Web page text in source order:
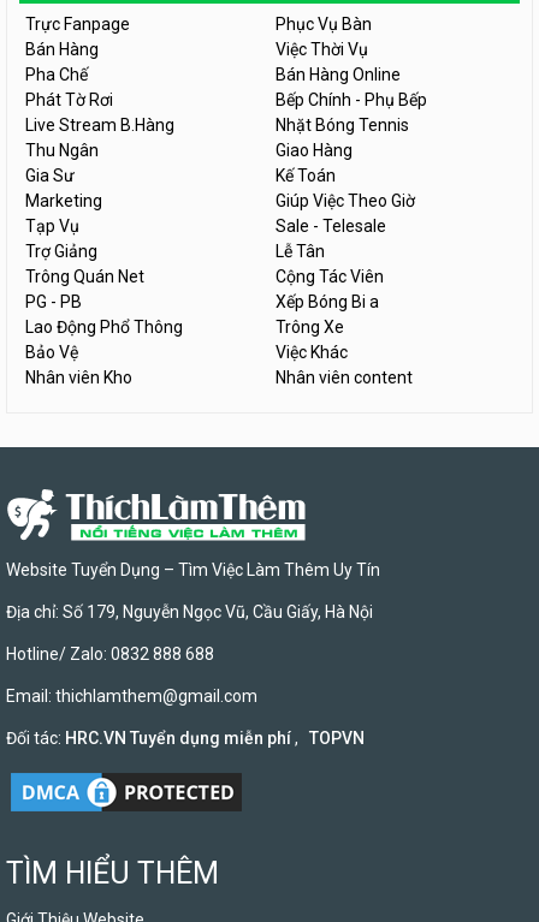
Trực Fanpage
Phục Vụ Bàn
Bán Hàng
Việc Thời Vụ
Pha Chế
Bán Hàng Online
Phát Tờ Rơi
Bếp Chính - Phụ Bếp
Live Stream B.Hàng
Nhặt Bóng Tennis
Thu Ngân
Giao Hàng
Gia Sư
Kế Toán
Marketing
Giúp Việc Theo Giờ
Tạp Vụ
Sale - Telesale
Trợ Giảng
Lễ Tân
Trông Quán Net
Cộng Tác Viên
PG - PB
Xếp Bóng Bi a
Lao Động Phổ Thông
Trông Xe
Bảo Vệ
Việc Khác
Nhân viên Kho
Nhân viên content
Website Tuyển Dụng – Tìm Việc Làm Thêm Uy Tín
Địa chỉ: Số 179, Nguyễn Ngọc Vũ, Cầu Giấy, Hà Nội
Hotline/ Zalo: 0832 888 688
Email: thichlamthem@gmail.com
Đối tác: HRC.VN Tuyển dụng miễn phí, TOPVN
TÌM HIỂU THÊM